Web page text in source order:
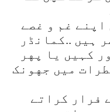
غم و غصے
ہیں ..کمانڈر
کہیں یا پهر
میں جهونک
فرار کراتے